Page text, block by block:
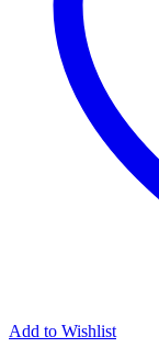
Add to Wishlist